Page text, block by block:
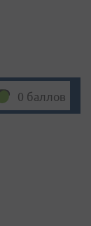
0 баллов